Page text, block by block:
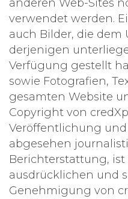
anderen Web-Sites
verwendet werden.
auch Bilder, die dem
derjenigen
Verfügung gestellt
sowie Fotografien,
gesamten Website
Copyright von
Veröffentlichung
abgesehen
Berichterstattung,
ausdrücklichen und
Genehmigung von